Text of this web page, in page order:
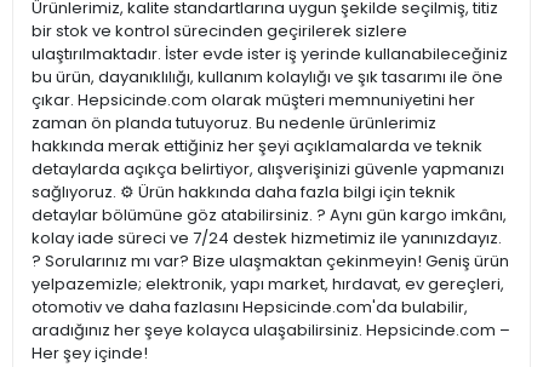
Ürünlerimiz, kalite standartlarına uygun şekilde seçilmiş, titiz
bir stok ve kontrol sürecinden geçirilerek sizlere
ulaştırılmaktadır. İster evde ister iş yerinde kullanabileceğiniz
bu ürün, dayanıklılığı, kullanım kolaylığı ve şık tasarımı ile öne
çıkar. Hepsicinde.com olarak müşteri memnuniyetini her
zaman ön planda tutuyoruz. Bu nedenle ürünlerimiz
hakkında merak ettiğiniz her şeyi açıklamalarda ve teknik
detaylarda açıkça belirtiyor, alışverişinizi güvenle yapmanızı
sağlıyoruz. ⚙️ Ürün hakkında daha fazla bilgi için teknik
detaylar bölümüne göz atabilirsiniz. ? Aynı gün kargo imkânı,
kolay iade süreci ve 7/24 destek hizmetimiz ile yanınızdayız.
? Sorularınız mı var? Bize ulaşmaktan çekinmeyin! Geniş ürün
yelpazemizle; elektronik, yapı market, hırdavat, ev gereçleri,
otomotiv ve daha fazlasını Hepsicinde.com'da bulabilir,
aradığınız her şeye kolayca ulaşabilirsiniz. Hepsicinde.com –
Her şey içinde!